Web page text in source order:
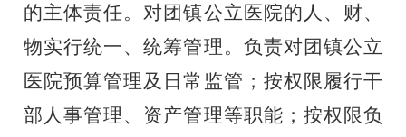
的主体责任。对团镇公立医院的人、财、
物实行统一、统筹管理。负责对团镇公立
医院预算管理及日常监管；按权限履行干
部人事管理、资产管理等职能；按权限负